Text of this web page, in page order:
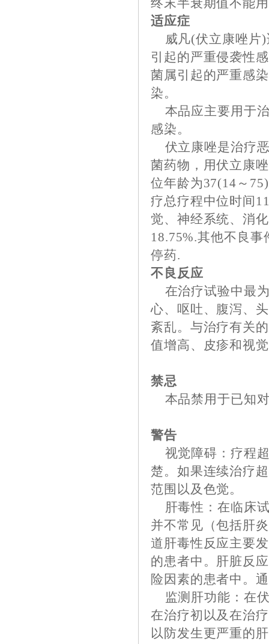
终末半衰期值不能
适应症
威凡(伏立康唑片)
引起的严重侵袭性
菌属引起的严重感
染。
本品应主要用于
感染。
伏立康唑是治疗
菌药物，用伏立康
位年龄为37(14～
疗总疗程中位时间
觉、神经系统、消
18.75%.其他不良
停药.
不良反应
在治疗试验中最
心、呕吐、腹泻、
紊乱。与治疗有关
值增高、皮疹和视
禁忌
本品禁用于已知
警告
视觉障碍：疗程
楚。如果连续治疗
范围以及色觉。
肝毒性：在临床
并不常见（包括肝
道肝毒性反应主要
的患者中。肝脏反
险因素的患者中。
监测肝功能：在
在治疗初以及在治
以防发生更严重的